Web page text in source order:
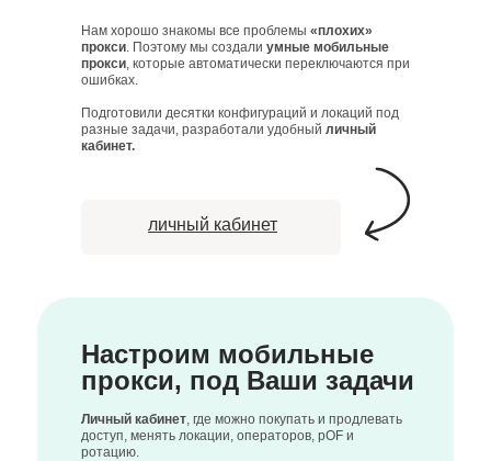
Нам хорошо знакомы все проблемы «плохих»
прокси. Поэтому мы создали умные мобильные
прокси, которые автоматически переключаются при
ошибках.
Подготовили десятки конфигураций и локаций под
разные задачи, разработали удобный личный
кабинет.
Настроим мобильные
прокси, под Ваши задачи
Личный кабинет, где можно покупать и продлевать
доступ, менять локации, операторов, pOF и
ротацию.
личный кабинет